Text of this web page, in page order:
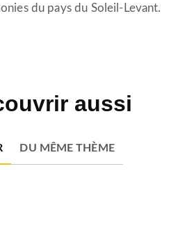
du pays du Soleil-Levant.
aussi
DU MÊME THÈME